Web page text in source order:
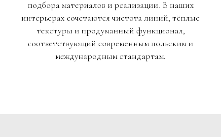
подбора материалов и реализации. В наших
интерьерах сочетаются чистота линий, тёплые
текстуры и продуманный функционал,
соответствующий современным польским и
международным стандартам.